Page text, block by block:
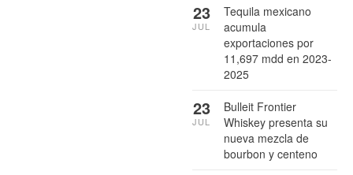
Tequila mexicano
acumula
exportaciones por
11,697 mdd en 2023-
2025
23
JUL
Bulleit Frontier
Whiskey presenta su
nueva mezcla de
bourbon y centeno
23
JUL